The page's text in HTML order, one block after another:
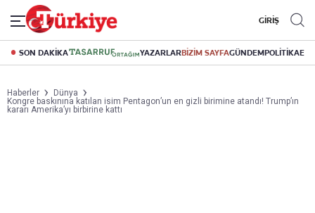
GİRİŞ
SON DAKİKA YAZARLARBİZİM SAYFAGÜNDEMPOLİTİKA
Haberler
Dünya
Kongre baskınına katılan isim Pentagon’un en gizli birimine atandı! Trump’ın
kararı Amerika’yı birbirine kattı